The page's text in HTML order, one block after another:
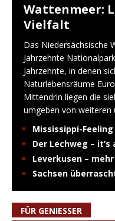
Wattenmeer:
Vielfalt
Das Niedersächsische
Jahrzehnte
Jahrzehnte, in denen
Naturlebensräume
Mittendrin liegen die
umgeben von weiteren
Mississippi-
Der Lechweg –
Leverkusen –
Sachsen
FÜR GENIESSER